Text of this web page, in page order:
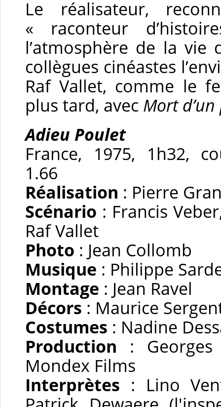
Le réalisateur,
« raconteur
l’atmosphère de la
collègues cinéastes
Raf Vallet, comme le
plus tard, avec Mort
Adieu Poulet
France, 1975, 1h32,
1.66
Réalisation : Pierre
Scénario : Francis
Raf Vallet
Photo : Jean Collomb
Musique : Philippe
Montage : Jean Ravel
Décors : Maurice
Costumes : Nadine
Production : Georges
Mondex Films
Interprètes : Lino